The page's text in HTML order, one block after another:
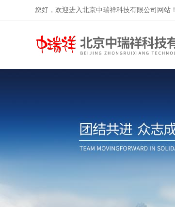
您好，欢迎进入北京中瑞祥科技有限公司网站！